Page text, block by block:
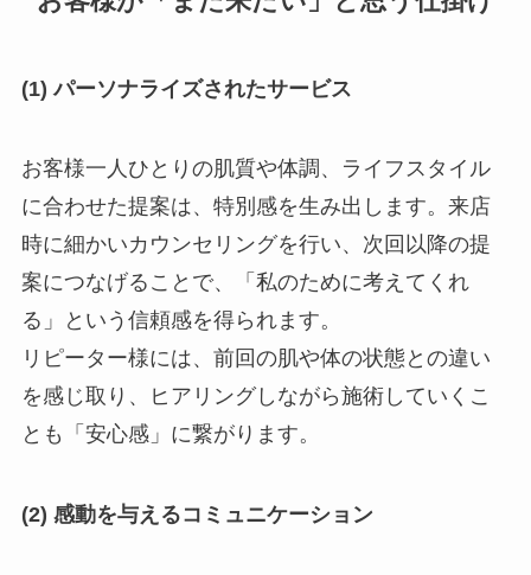
(1) パーソナライズされたサービス
お客様一人ひとりの肌質や体調、ライフスタイル
に合わせた提案は、特別感を生み出します。来店
時に細かいカウンセリングを行い、次回以降の提
案につなげることで、「私のために考えてくれ
る」という信頼感を得られます。
リピーター様には、前回の肌や体の状態との違い
を感じ取り、ヒアリングしながら施術していくこ
とも「安心感」に繋がります。
(2) 感動を与えるコミュニケーション